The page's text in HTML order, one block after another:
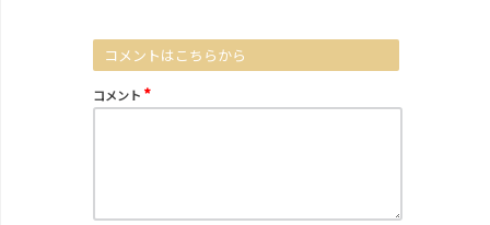
コメントはこちらから
コメント *